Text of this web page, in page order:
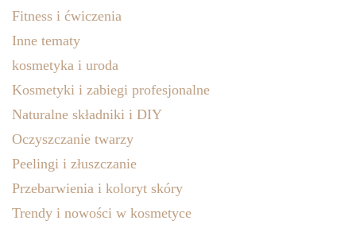
Fitness i ćwiczenia
Inne tematy
kosmetyka i uroda
Kosmetyki i zabiegi profesjonalne
Naturalne składniki i DIY
Oczyszczanie twarzy
Peelingi i złuszczanie
Przebarwienia i koloryt skóry
Trendy i nowości w kosmetyce